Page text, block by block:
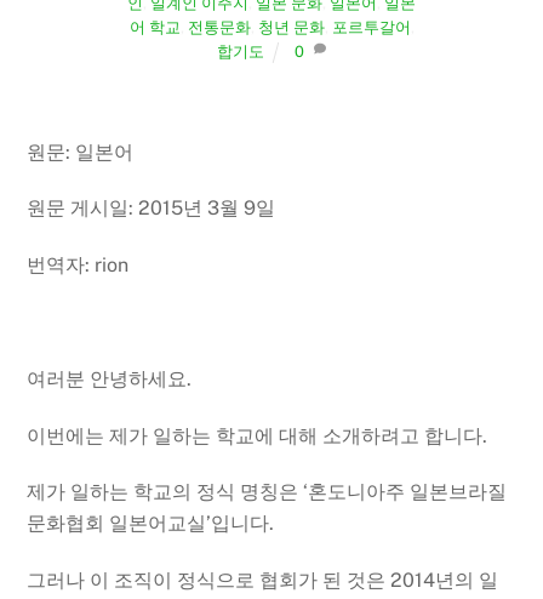
어 학교 전통문화, 청년 문화, 포르투갈어
합기도
0
원문: 일본어
원문 게시일: 2015년 3월 9일
번역자: rion
여러분 안녕하세요.
이번에는 제가 일하는 학교에 대해 소개하려고 합니다.
제가 일하는 학교의 정식 명칭은 ‘혼도니아주 일본브라질
문화협회 일본어교실’입니다.
그러나 이 조직이 정식으로 협회가 된 것은 2014년의 일